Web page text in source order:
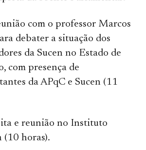
com o professor Marcos
debater a situação dos
da Sucen no Estado de
com presença de
da APqC e Sucen (11
e reunião no Instituto
(10 horas).